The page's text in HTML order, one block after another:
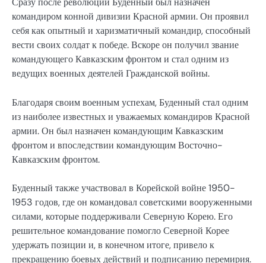
командиром конной дивизии Красной армии. Он проявил
себя как опытный и харизматичный командир, способный
вести своих солдат к победе. Вскоре он получил звание
командующего Кавказским фронтом и стал одним из
ведущих военных деятелей Гражданской войны.
Благодаря своим военным успехам, Буденный стал одним
из наиболее известных и уважаемых командиров Красной
армии. Он был назначен командующим Кавказским
фронтом и впоследствии командующим Восточно-
Кавказским фронтом.
Буденный также участвовал в Корейской войне 1950-
1953 годов, где он командовал советскими вооруженными
силами, которые поддерживали Северную Корею. Его
решительное командование помогло Северной Корее
удержать позиции и, в конечном итоге, привело к
прекращению боевых действий и подписанию перемирия.